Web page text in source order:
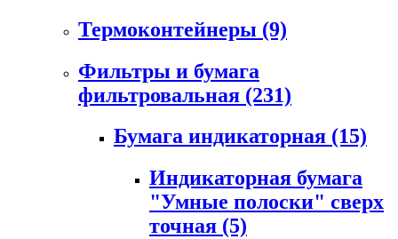
Термоконтейнеры (9)
Фильтры и бумага
фильтровальная (231)
Бумага индикаторная (15)
Индикаторная бумага
"Умные полоски" сверх
точная (5)